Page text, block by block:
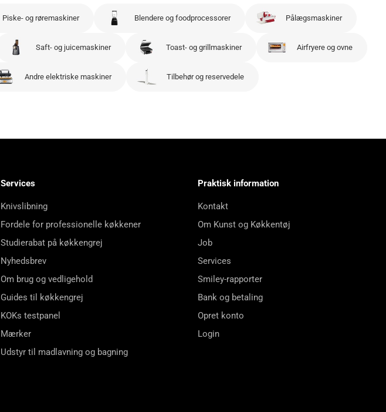
Piske- og røremaskiner Blendere og foodprocessorer Pålægsmaskiner
Saft- og juicemaskiner Toast- og grillmaskiner Airfryere og ovne
Andre elektriske maskiner Tilbehør og reservedele
Services
Knivslibning
Fordele for professionelle køkkener
Studierabat på køkkengrej
Nyhedsbrev
Om brug og vedligehold
Guides til køkkengrej
KOKs testpanel
Mærker
Udstyr til madlavning og bagning
Praktisk information
Kontakt
Om Kunst og Køkkentøj
Job
Services
Smiley-rapporter
Bank og betaling
Opret konto
Login